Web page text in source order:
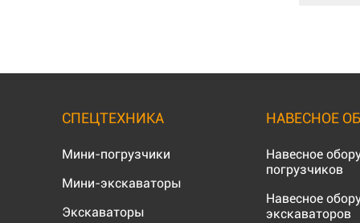
СПЕЦТЕХНИКА
Мини-погрузчики
Мини-экскаваторы
Экскаваторы
НАВЕСНОЕ
Навесное
погрузчиков
Навесное
экскаваторов